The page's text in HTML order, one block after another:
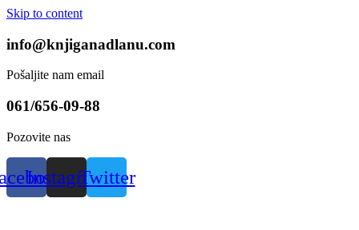
Skip to content
info@knjiganadlanu.com
Pošaljite nam email
061/656-09-88
Pozovite nas
InstagramTwitter